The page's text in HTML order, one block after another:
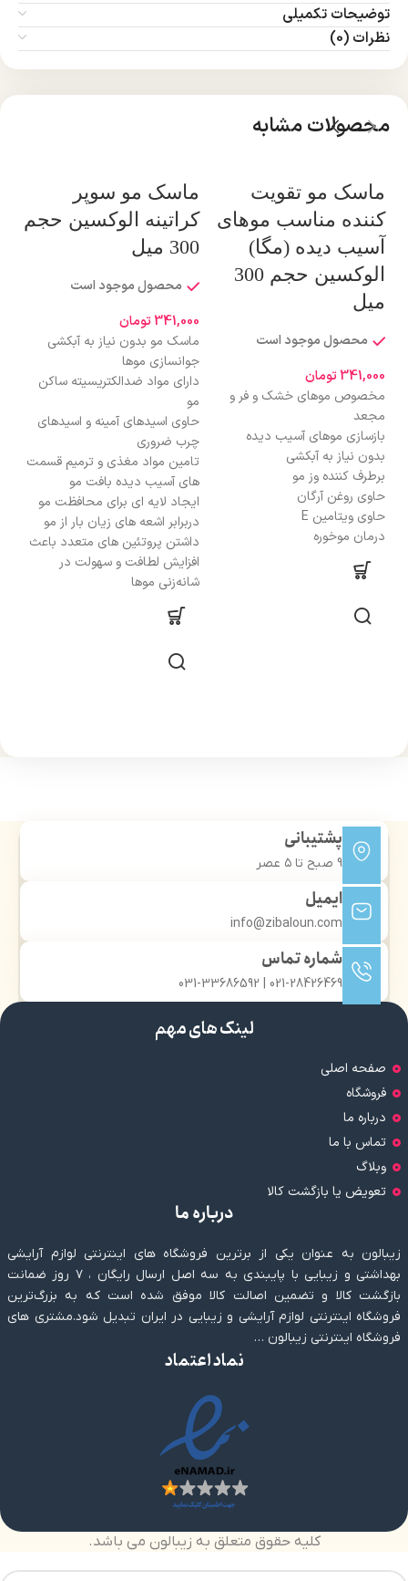
توضیحات تکمیلی
نظرات (0)
محصولات مشابه
ماسک مو تقویت
کننده مناسب موهای
آسیب دیده (مگا)
الوکسین حجم 300
میل
محصول موجود است
341,000تومان
مخصوص موهای خشک و فر و
مجعد
بازسازی موهای آسیب دیده
بدون نیاز به آبکشی
برطرف کننده وز مو
حاوی روغن آرگان
حاوی ویتامین E
درمان موخوره
ماسک مو سوپر
کراتینه الوکسین حجم
300 میل
محصول موجود است
341,000تومان
ماسک مو بدون نیاز به آبکشی
جوانسازی موها
دارای مواد ضدالکتریسیته ساکن
مو
حاوی اسیدهای آمینه و اسیدهای
چرب ضروری
تامین مواد مغذی و ترمیم قسمت
های آسیب دیده بافت مو
ایجاد لایه ای برای محافظت مو
دربرابر اشعه های زیان بار از مو
داشتن پروتئین های متعدد باعث
افزایش لطافت و سهولت در
شانه‌زنی موها
پشتیبانی
9 صبح تا ۵ عصر
ایمیل
info@zibaloun.com
شماره تماس
021-28426469 | 031-33686592
لینک های مهم
صفحه اصلی
فروشگاه
درباره ما
تماس با ما
وبلاگ
تعویض یا بازگشت کالا
درباره ما
زیبالون به عنوان یکی از برترین فروشگاه های اینترنتی لوازم آرایشی
بهداشتی و زیبایی با پایبندی به سه اصل ارسال رایگان ، ۷ روز ضمانت
بازگشت کالا و تضمین اصالت کالا موفق شده است که به بزرگ‌ترین
فروشگاه اینترنتی لوازم آرایشی و زیبایی در ایران تبدیل شود.مشتری های
فروشگاه اینترنتی زیبالون …
نماد اعتماد
کلیه حقوق متعلق به زیبالون می باشد.